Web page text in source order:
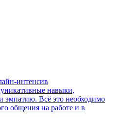
интенсив
навыки,
эмпатию. Всё это необходимо
общения на работе и в